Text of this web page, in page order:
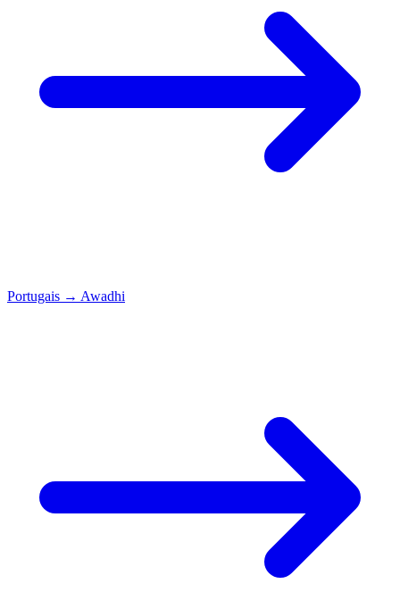
Portugais → Awadhi